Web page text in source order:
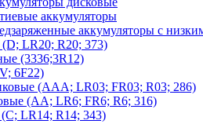
аккумуляторы
аккумуляторы с
LR20; R20; 373)
(3336;3R12)
6F22)
(AAA; LR03; FR03; R03; 286)
(AA; LR6; FR6; R6; 316)
LR14; R14; 343)